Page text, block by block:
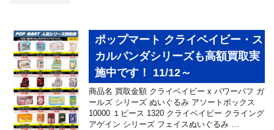
ポップマート クライベイビー・ス
カルパンダシリーズも高額買取実
施中です！ 11/12～
商品名 買取金額 クライベイビー x パワーパフ ガ
ールズ シリーズ ぬいぐるみ アソートボックス
10000 １ピース 1320 クライベイビー クライング
アゲイン シリーズ フェイスぬいぐるみ …